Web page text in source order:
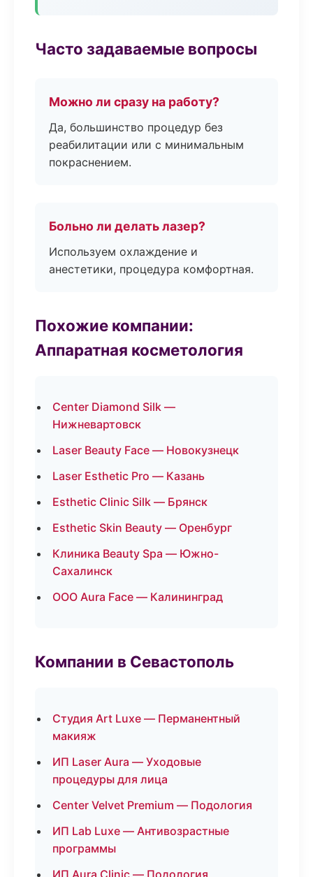
Часто задаваемые вопросы
Можно ли сразу на работу?
Да, большинство процедур без
реабилитации или с минимальным
покраснением.
Больно ли делать лазер?
Используем охлаждение и
анестетики, процедура комфортная.
Похожие компании:
Аппаратная косметология
Center Diamond Silk —
Нижневартовск
Laser Beauty Face — Новокузнецк
Laser Esthetic Pro — Казань
Esthetic Clinic Silk — Брянск
Esthetic Skin Beauty — Оренбург
Клиника Beauty Spa — Южно-
Сахалинск
ООО Aura Face — Калининград
Компании в Севастополь
Студия Art Luxe — Перманентный
макияж
ИП Laser Aura — Уходовые
процедуры для лица
Center Velvet Premium — Подология
ИП Lab Luxe — Антивозрастные
программы
ИП Aura Clinic — Подология